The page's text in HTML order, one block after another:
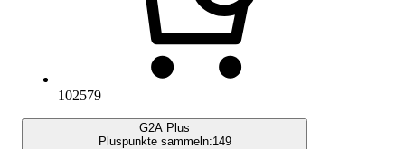
102579
G2A Plus
Pluspunkte sammeln:149